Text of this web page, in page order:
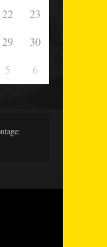
22
23
29
30
5 6